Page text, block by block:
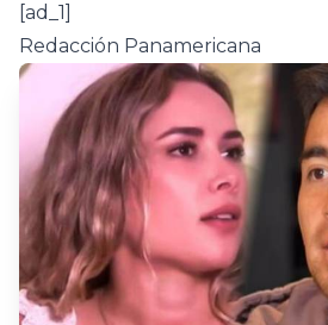
[ad_1]
Redacción Panamericana